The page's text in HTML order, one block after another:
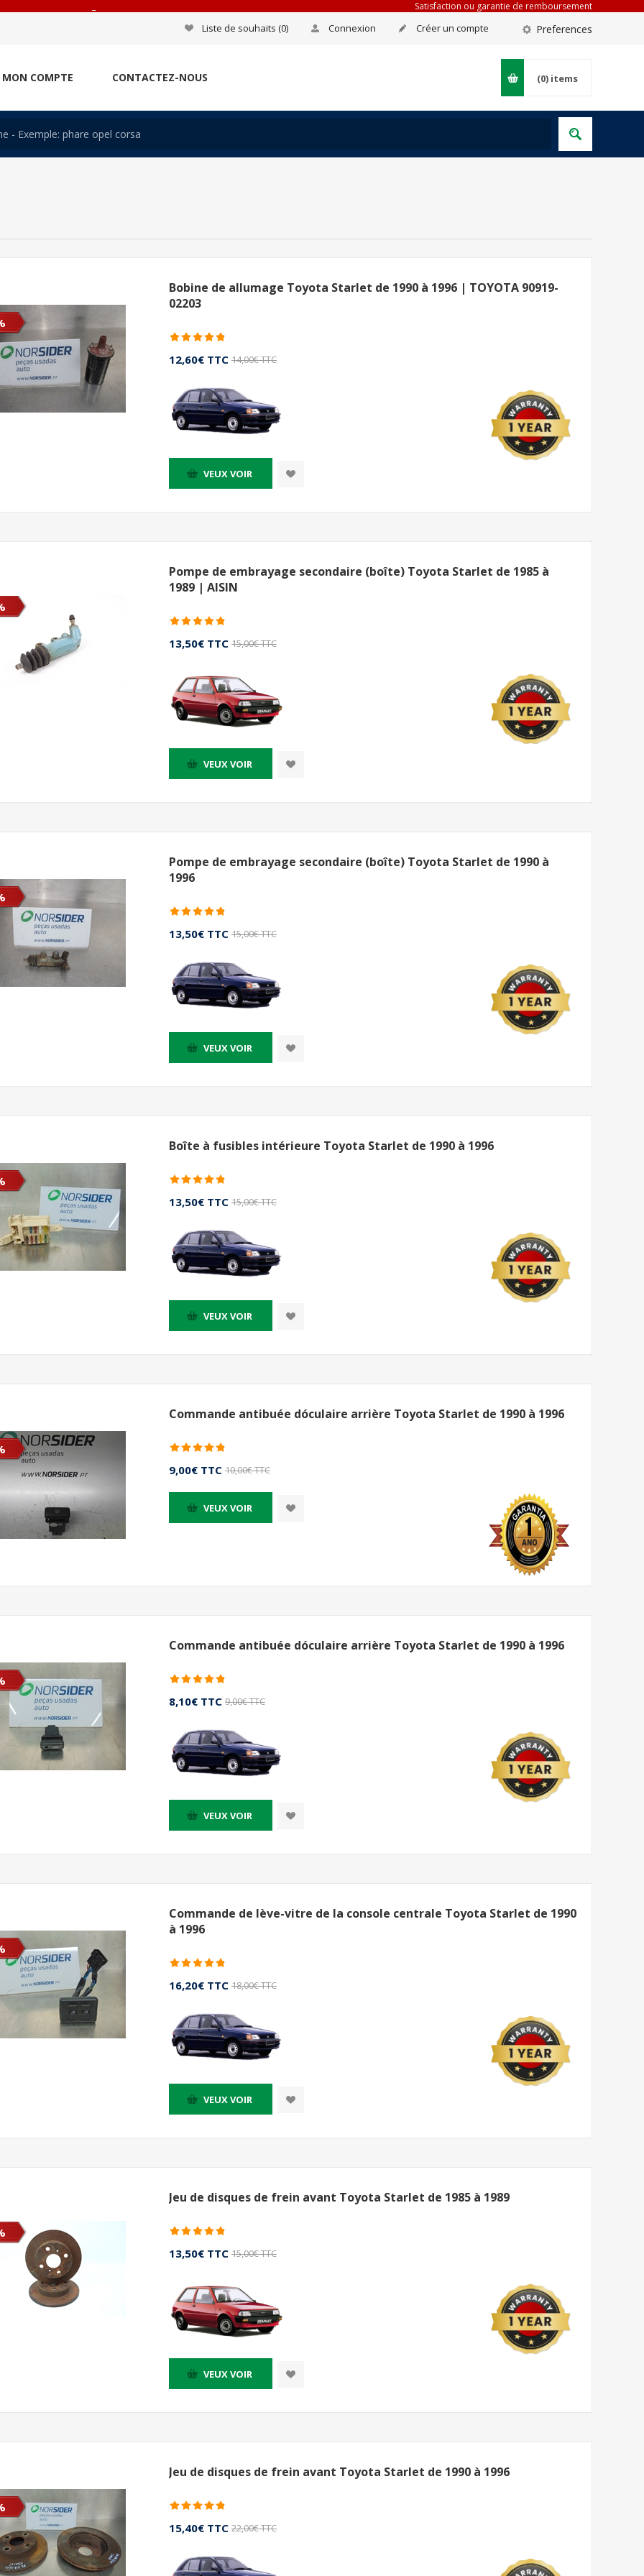
Satisfaction ou garantie de remboursement
Preferences
Créer un compte
Connexion
Liste de souhaits (0)
MON COMPTE CONTACTEZ-NOUS (0) items
Bobine de allumage Toyota Starlet de 1990 à 1996 | TOYOTA 90919-
02203
12,60€ TTC 14,00€ TTC
VEUX VOIR
Pompe de embrayage secondaire (boîte) Toyota Starlet de 1985 à
1989 | AISIN
13,50€ TTC 15,00€ TTC
VEUX VOIR
Pompe de embrayage secondaire (boîte) Toyota Starlet de 1990 à
1996
13,50€ TTC 15,00€ TTC
VEUX VOIR
Boîte à fusibles intérieure Toyota Starlet de 1990 à 1996
13,50€ TTC 15,00€ TTC
VEUX VOIR
Commande antibuée dóculaire arrière Toyota Starlet de 1990 à 1996
9,00€ TTC 10,00€ TTC
VEUX VOIR
Commande antibuée dóculaire arrière Toyota Starlet de 1990 à 1996
8,10€ TTC 9,00€ TTC
VEUX VOIR
Commande de lève-vitre de la console centrale Toyota Starlet de 1990
à 1996
16,20€ TTC 18,00€ TTC
VEUX VOIR
Jeu de disques de frein avant Toyota Starlet de 1985 à 1989
13,50€ TTC 15,00€ TTC
VEUX VOIR
Jeu de disques de frein avant Toyota Starlet de 1990 à 1996
15,40€ TTC 22,00€ TTC